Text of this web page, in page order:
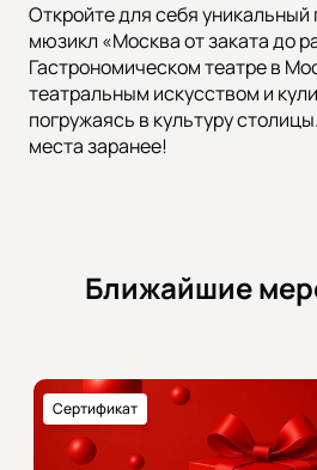
Откройте для себя уникальный
мюзикл «Москва от заката до
Гастрономическом театре в
театральным искусством и
погружаясь в культуру
места заранее!
Ближайшие
Сертификат